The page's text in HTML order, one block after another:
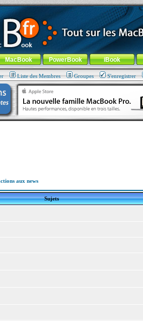
nomade !
général-Aller au menu de la rubrique
MacBook PowerBook iBook
Liste des Membres Groupes S'enregistrer
aux news
Sujets